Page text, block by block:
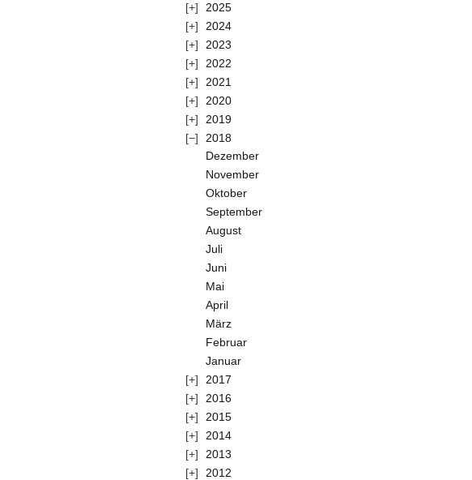
2025
2024
2023
2022
2021
2020
2019
2018
Dezember
November
Oktober
September
August
Juli
Juni
Mai
April
März
Februar
Januar
2017
2016
2015
2014
2013
2012